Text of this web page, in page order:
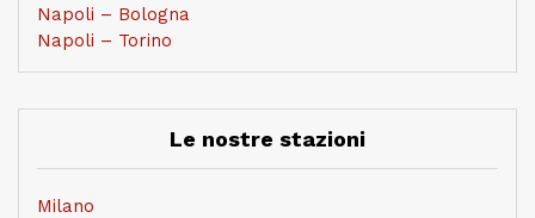
Napoli – Bologna
Napoli – Torino
Le nostre stazioni
Milano